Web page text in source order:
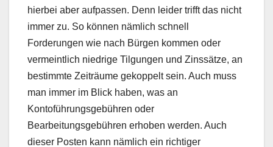
hierbei aber aufpassen. Denn leider trifft das nicht
immer zu. So können nämlich schnell
Forderungen wie nach Bürgen kommen oder
vermeintlich niedrige Tilgungen und Zinssätze, an
bestimmte Zeiträume gekoppelt sein. Auch muss
man immer im Blick haben, was an
Kontoführungsgebühren oder
Bearbeitungsgebühren erhoben werden. Auch
dieser Posten kann nämlich ein richtiger